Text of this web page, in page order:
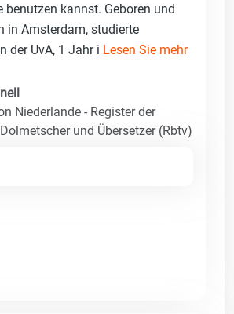
benutzen kannst. Geboren und
in Amsterdam, studierte
der UvA, 1 Jahr i Lesen Sie mehr
Niederlande - Register der
und Übersetzer (Rbtv)